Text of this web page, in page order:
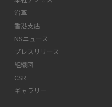
沿革
香港支店
NSニュース
プレスリリース
組織図
CSR
ギャラリー